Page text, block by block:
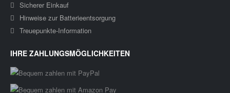
Sicherer Einkauf
Hinweise zur Batterieentsorgung
Treuepunkte-Information
IHRE ZAHLUNGSMÖGLICHKEITEN